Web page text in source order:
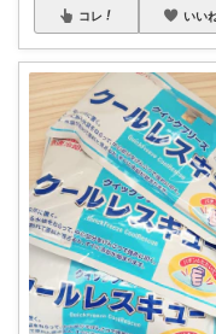
コレ いい